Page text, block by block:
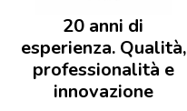
20 anni di
esperienza. Qualità,
professionalità e
innovazione